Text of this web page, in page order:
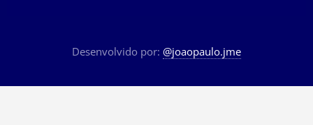
Desenvolvido por: @joaopaulo.jme